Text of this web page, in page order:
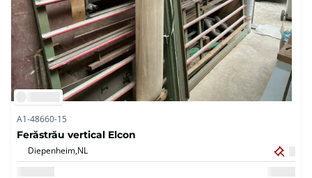
A1-48660-15
Ferăstrău vertical Elcon
Diepenheim,NL